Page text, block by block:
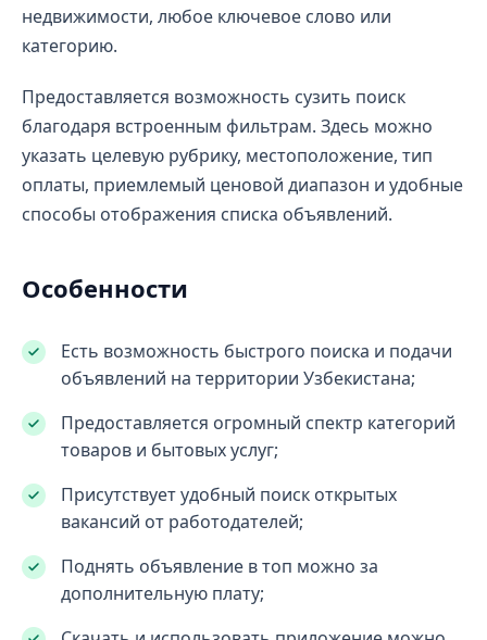
недвижимости, любое ключевое слово или
категорию.
Предоставляется возможность сузить поиск
благодаря встроенным фильтрам. Здесь можно
указать целевую рубрику, местоположение, тип
оплаты, приемлемый ценовой диапазон и удобные
способы отображения списка объявлений.
Особенности
Есть возможность быстрого поиска и подачи
объявлений на территории Узбекистана;
Предоставляется огромный спектр категорий
товаров и бытовых услуг;
Присутствует удобный поиск открытых
вакансий от работодателей;
Поднять объявление в топ можно за
дополнительную плату;